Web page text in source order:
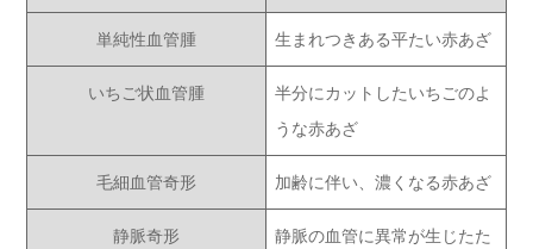
単純性血管腫 生まれつきある平たい赤あざ
いちご状血管腫
半分にカットしたいちごのよ
うな赤あざ
毛細血管奇形 加齢に伴い、濃くなる赤あざ
静脈奇形
静脈の血管に異常が生じたた